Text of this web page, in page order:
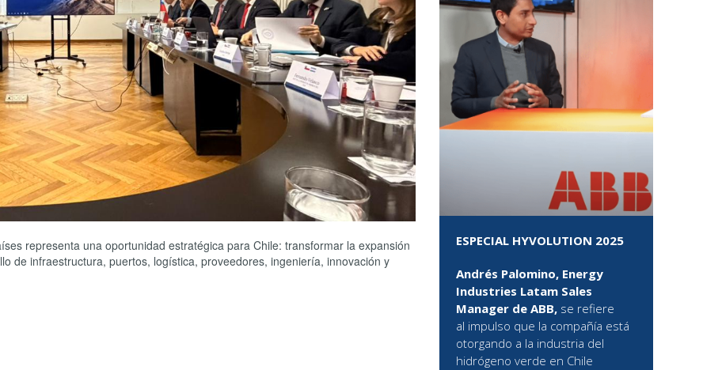
representa una oportunidad estratégica para Chile: transformar la expansión
de infraestructura, puertos, logística, proveedores, ingeniería, innovación y
ESPECIAL HYVOLUTION 2025
Andrés Palomino, Energy
Industries Latam Sales
Manager de ABB, se refiere
al impulso que la compañía está
otorgando a la industria del
hidrógeno verde en Chile